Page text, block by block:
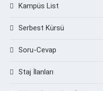
Kampüs List
Serbest Kürsü
Soru-Cevap
Staj İlanları